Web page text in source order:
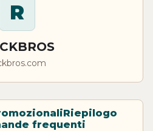
R
Riepilogo
frequenti